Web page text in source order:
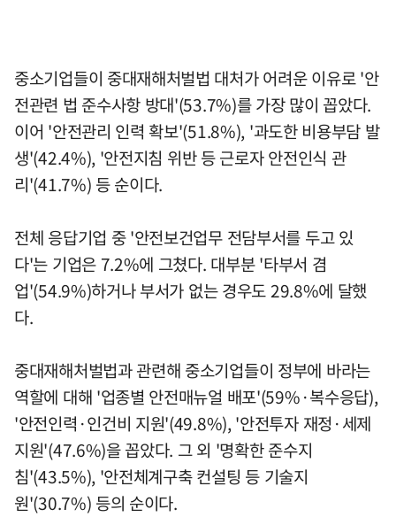
중소기업들이 중대재해처벌법 대처가 어려운 이유로 '안
전관련 법 준수사항 방대'(53.7%)를 가장 많이 꼽았다.
이어 '안전관리 인력 확보'(51.8%), '과도한 비용부담 발
생'(42.4%), '안전지침 위반 등 근로자 안전인식 관
리'(41.7%) 등 순이다.
전체 응답기업 중 '안전보건업무 전담부서를 두고 있
다'는 기업은 7.2%에 그쳤다. 대부분 '타부서 겸
업'(54.9%)하거나 부서가 없는 경우도 29.8%에 달했
다.
중대재해처벌법과 관련해 중소기업들이 정부에 바라는
역할에 대해 '업종별 안전매뉴얼 배포'(59%·복수응답),
'안전인력·인건비 지원'(49.8%), '안전투자 재정·세제
지원'(47.6%)을 꼽았다. 그 외 '명확한 준수지
침'(43.5%), '안전체계구축 컨설팅 등 기술지
원'(30.7%) 등의 순이다.